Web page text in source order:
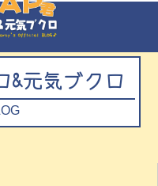
&元気ブクロ